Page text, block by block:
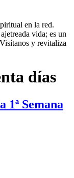
en la red.
vida; es un
y revitaliza
días
Semana